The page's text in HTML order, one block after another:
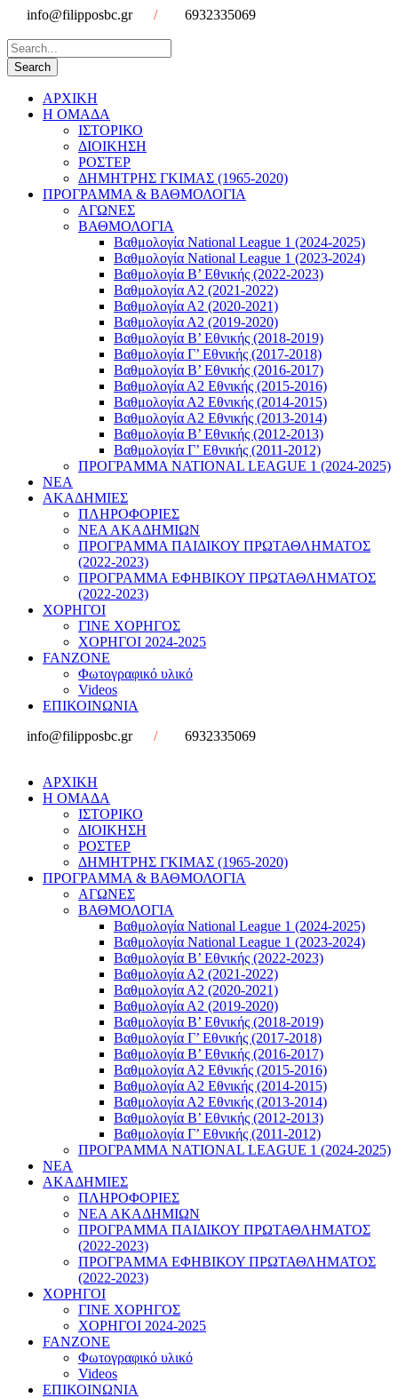
info@filipposbc.gr / 6932335069
ΑΡΧΙΚΗ
Η ΟΜΑΔΑ
ΙΣΤΟΡΙΚΟ
ΔΙΟΙΚΗΣΗ
ΡΟΣΤΕΡ
ΔΗΜΗΤΡΗΣ ΓΚΙΜΑΣ (1965-2020)
ΠΡΟΓΡΑΜΜΑ & ΒΑΘΜΟΛΟΓΙΑ
ΑΓΩΝΕΣ
ΒΑΘΜΟΛΟΓΙΑ
Βαθμολογία National League 1 (2024-2025)
Βαθμολογία National League 1 (2023-2024)
Βαθμολογία Β’ Εθνικής (2022-2023)
Βαθμολογία Α2 (2021-2022)
Βαθμολογία Α2 (2020-2021)
Βαθμολογία Α2 (2019-2020)
Βαθμολογία B’ Εθνικής (2018-2019)
Βαθμολογία Γ’ Εθνικής (2017-2018)
Βαθμολογία Β’ Εθνικής (2016-2017)
Βαθμολογία Α2 Εθνικής (2015-2016)
Βαθμολογία Α2 Εθνικής (2014-2015)
Βαθμολογία Α2 Εθνικής (2013-2014)
Βαθμολογία Β’ Εθνικής (2012-2013)
Βαθμολογία Γ’ Εθνικής (2011-2012)
ΠΡΟΓΡΑΜΜΑ NATIONAL LEAGUE 1 (2024-2025)
ΝΕΑ
ΑΚΑΔΗΜΙΕΣ
ΠΛΗΡΟΦΟΡΙΕΣ
ΝΕΑ ΑΚΑΔΗΜΙΩΝ
ΠΡΟΓΡΑΜΜΑ ΠΑΙΔΙΚΟΥ ΠΡΩΤΑΘΛΗΜΑΤΟΣ
(2022-2023)
ΠΡΟΓΡΑΜΜΑ ΕΦΗΒΙΚΟΥ ΠΡΩΤΑΘΛΗΜΑΤΟΣ
(2022-2023)
ΧΟΡΗΓΟΙ
ΓΙΝΕ ΧΟΡΗΓΟΣ
ΧΟΡΗΓΟΙ 2024-2025
FANZONE
Φωτογραφικό υλικό
Videos
ΕΠΙΚΟΙΝΩΝΙΑ
info@filipposbc.gr
/ 6932335069
ΑΡΧΙΚΗ
Η ΟΜΑΔΑ
ΙΣΤΟΡΙΚΟ
ΔΙΟΙΚΗΣΗ
ΡΟΣΤΕΡ
ΔΗΜΗΤΡΗΣ ΓΚΙΜΑΣ (1965-2020)
ΠΡΟΓΡΑΜΜΑ & ΒΑΘΜΟΛΟΓΙΑ
ΑΓΩΝΕΣ
ΒΑΘΜΟΛΟΓΙΑ
Βαθμολογία National League 1 (2024-2025)
Βαθμολογία National League 1 (2023-2024)
Βαθμολογία Β’ Εθνικής (2022-2023)
Βαθμολογία Α2 (2021-2022)
Βαθμολογία Α2 (2020-2021)
Βαθμολογία Α2 (2019-2020)
Βαθμολογία B’ Εθνικής (2018-2019)
Βαθμολογία Γ’ Εθνικής (2017-2018)
Βαθμολογία Β’ Εθνικής (2016-2017)
Βαθμολογία Α2 Εθνικής (2015-2016)
Βαθμολογία Α2 Εθνικής (2014-2015)
Βαθμολογία Α2 Εθνικής (2013-2014)
Βαθμολογία Β’ Εθνικής (2012-2013)
Βαθμολογία Γ’ Εθνικής (2011-2012)
ΠΡΟΓΡΑΜΜΑ NATIONAL LEAGUE 1 (2024-2025)
ΝΕΑ
ΑΚΑΔΗΜΙΕΣ
ΠΛΗΡΟΦΟΡΙΕΣ
ΝΕΑ ΑΚΑΔΗΜΙΩΝ
ΠΡΟΓΡΑΜΜΑ ΠΑΙΔΙΚΟΥ ΠΡΩΤΑΘΛΗΜΑΤΟΣ
(2022-2023)
ΠΡΟΓΡΑΜΜΑ ΕΦΗΒΙΚΟΥ ΠΡΩΤΑΘΛΗΜΑΤΟΣ
(2022-2023)
ΧΟΡΗΓΟΙ
ΓΙΝΕ ΧΟΡΗΓΟΣ
ΧΟΡΗΓΟΙ 2024-2025
FANZONE
Φωτογραφικό υλικό
Videos
ΕΠΙΚΟΙΝΩΝΙΑ